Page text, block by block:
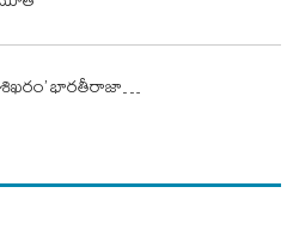
శిఖరం’ భారతీరాజా…